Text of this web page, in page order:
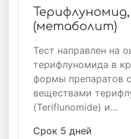
(метаболит)
Тест направлен на
терифлуномида в
формы препаратов
веществами
(Teriflunomide) и...
Срок 5 дней